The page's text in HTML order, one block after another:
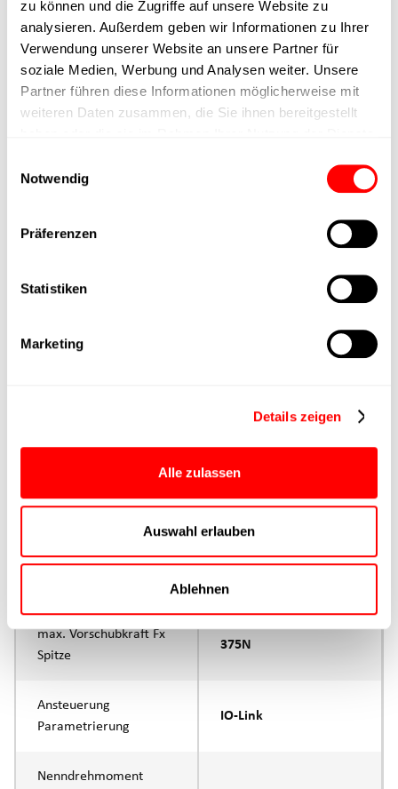
zu können und die Zugriffe auf unsere Website zu
analysieren. Außerdem geben wir Informationen zu Ihrer
Verwendung unserer Website an unsere Partner für
soziale Medien, Werbung und Analysen weiter. Unsere
Partner führen diese Informationen möglicherweise mit
weiteren Daten zusammen, die Sie ihnen bereitgestellt
Notwendig
Präferenzen
Statistiken
Marketing
Details zeigen
Alle zulassen
Auswahl erlauben
Ablehnen
Ausführung
max. Drehzahl
Positioniergenauigkeit +/- 0.1 mm
CTC-080
Produktgruppe CTC
max. Vorschubkraft Fx
max. Vorschubkraft Fx
Spitze
375N
Ansteuerung
Parametrierung
IO-Link
Nenndrehmoment